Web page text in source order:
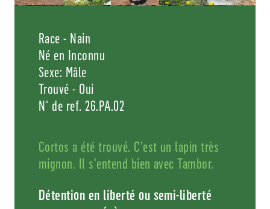
Race - Nain
Né en Inconnu
Sexe: Mâle
Trouvé - Oui
N° de ref. 26.PA.02
Cortos a été trouvé. C'est un lapin très
mignon. Il s'entend bien avec Tambor.
Détention en liberté ou semi-liberté